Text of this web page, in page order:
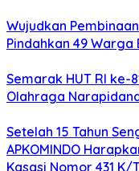
Wujudkan
Pindahkan 49 Warga
Semarak HUT RI ke-
Olahraga
Setelah 15 Tahun
APKOMINDO
Kasasi Nomor 431 K/